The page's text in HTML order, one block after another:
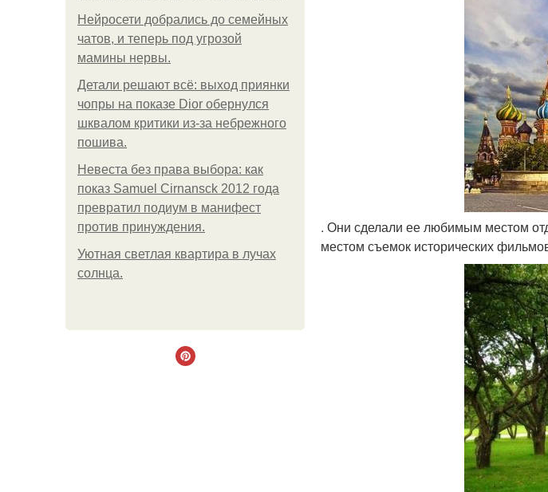
Нейросети добрались до семейных
чатов, и теперь под угрозой
мамины нервы.
Детали решают всё: выход приянки
чопры на показе Dior обернулся
шквалом критики из-за небрежного
пошива.
Невеста без права выбора: как
показ Samuel Cirnansck 2012 года
превратил подиум в манифест
против принуждения.
Уютная светлая квартира в лучах
солнца.
. Они сделали ее любимым местом
местом съемок исторических